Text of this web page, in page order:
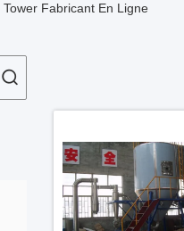
Fabricant En Ligne